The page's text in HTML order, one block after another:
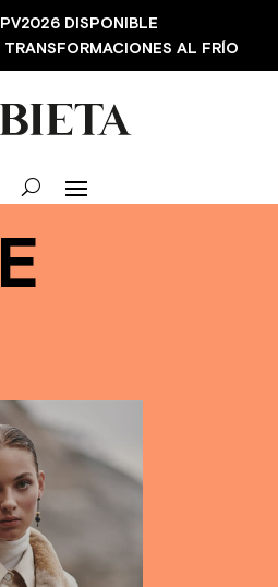
PV2026 DISPONIBLE
AL FRÍO